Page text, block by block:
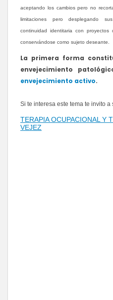
aceptando los cambios pero no
limitaciones pero desplegando
continuidad identitaria con
conservándose como sujeto deseante.
La primera forma
envejecimiento
envejecimiento activo.
Si te interesa este tema te invito
TERAPIA OCUPACIONAL Y
VEJEZ